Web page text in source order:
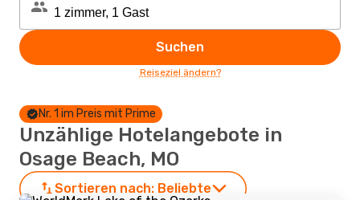
Suchen
Reiseziel ändern?
Nr. 1 im Preis mit Prime
Unzählige Hotelangebote in
Osage Beach, MO
Sortieren nach: Beliebte